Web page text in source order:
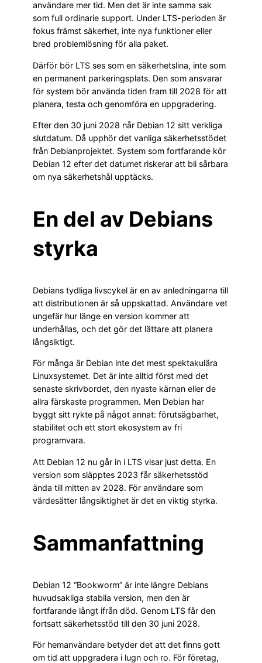
användare mer tid. Men det är inte samma sak
som full ordinarie support. Under LTS-perioden är
fokus främst säkerhet, inte nya funktioner eller
bred problemlösning för alla paket.
Därför bör LTS ses som en säkerhetslina, inte som
en permanent parkeringsplats. Den som ansvarar
för system bör använda tiden fram till 2028 för att
planera, testa och genomföra en uppgradering.
Efter den 30 juni 2028 når Debian 12 sitt verkliga
slutdatum. Då upphör det vanliga säkerhetsstödet
från Debianprojektet. System som fortfarande kör
Debian 12 efter det datumet riskerar att bli sårbara
om nya säkerhetshål upptäcks.
En del av Debians
styrka
Debians tydliga livscykel är en av anledningarna till
att distributionen är så uppskattad. Användare vet
ungefär hur länge en version kommer att
underhållas, och det gör det lättare att planera
långsiktigt.
För många är Debian inte det mest spektakulära
Linuxsystemet. Det är inte alltid först med det
senaste skrivbordet, den nyaste kärnan eller de
allra färskaste programmen. Men Debian har
byggt sitt rykte på något annat: förutsägbarhet,
stabilitet och ett stort ekosystem av fri
programvara.
Att Debian 12 nu går in i LTS visar just detta. En
version som släpptes 2023 får säkerhetsstöd
ända till mitten av 2028. För användare som
värdesätter långsiktighet är det en viktig styrka.
Sammanfattning
Debian 12 “Bookworm” är inte längre Debians
huvudsakliga stabila version, men den är
fortfarande långt ifrån död. Genom LTS får den
fortsatt säkerhetsstöd till den 30 juni 2028.
För hemanvändare betyder det att det finns gott
om tid att uppgradera i lugn och ro. För företag,